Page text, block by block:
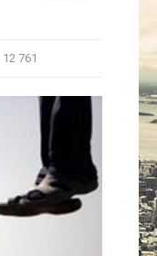
Güney Azərbaycan
Mədəniyyət
12 761